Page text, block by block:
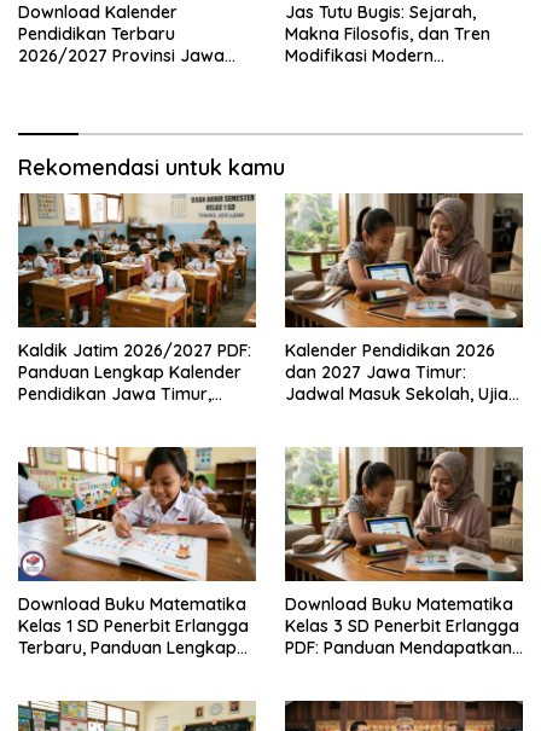
Download Kalender
Pendidikan Terbaru
2026/2027 Provinsi Jawa
Jas Tutu Bugis: Sejarah,
Makna Filosofis, dan Tren
Modifikasi Modern
Rekomendasi untuk kamu
Kaldik Jatim 2026/2027 PDF:
Panduan Lengkap Kalender
Pendidikan Jawa Timur,
Kalender Pendidikan 2026
dan 2027 Jawa Timur:
Jadwal Masuk Sekolah, Ujian,
Download Buku Matematika
Kelas 1 SD Penerbit Erlangga
Terbaru, Panduan Lengkap
Legal
Download Buku Matematika
Kelas 3 SD Penerbit Erlangga
PDF: Panduan Mendapatkan